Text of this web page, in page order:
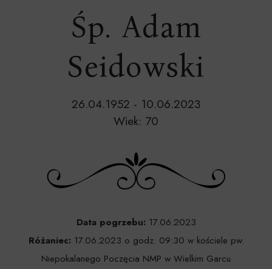
Śp. Adam
Seidowski
26.04.1952 - 10.06.2023
Wiek: 70
Data pogrzebu: 17.06.2023
Różaniec: 17.06.2023 o godz. 09:30 w kościele pw.
Niepokalanego Poczęcia NMP w Wielkim Garcu